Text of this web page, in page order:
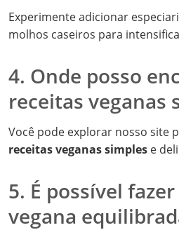
Experimente adicionar
molhos caseiros para
4. Onde posso
receitas veganas
Você pode explorar nosso site
receitas veganas simples e
5. É possível
vegana